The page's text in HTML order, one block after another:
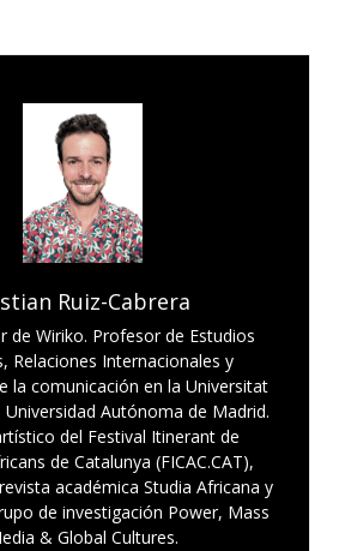
Ruiz-Cabrera
de Wiriko. Profesor de Estudios
Relaciones Internacionales y
la comunicación en la Universitat
Universidad Autónoma de Madrid.
del Festival Itinerant de
de Catalunya (FICAC.CAT),
académica Studia Africana y
de investigación Power, Mass
& Global Cultures.